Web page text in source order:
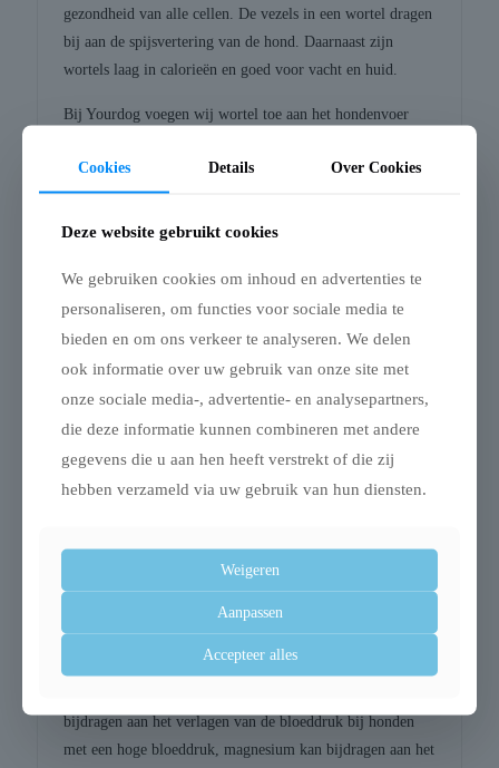
gezondheid van alle cellen. De vezels in een wortel dragen
bij aan de spijsvertering van de hond. Daarnaast zijn
wortels laag in calorieën en goed voor vacht en huid.
Bij Yourdog voegen wij wortel toe aan het hondenvoer
voorkomen van rasspecifieke klachten in relatie tot de
vacht en huid van de hond. Maar ook ter bevordering van
goed zicht en een gezonde spijsvertering.
Banaan
De bananenplant groeit in tropische gebieden waar de
temperatuur niet onder de 10 graden Celsius komt. Er zijn
zelfs aanwijzingen dat de banaan ongeveer 7.000 jaar
geleden in Nieuw-Guinea zou zijn gecultiveerd. De
benaming is afgeleid van het woord Œbanaana uit de taal
van de Wolof bevolking.
Bananen zijn rijk aan vitamines en mineralen. Waaronder
kalium, magnesium, ijzer en zink. Het natuurlijke
antioxidant, vitamine C, kan de weerstand versterken.
Vitamine B11, oftewel foliumzuur, kan het
immuunsysteem ondersteunen en kan bijdragen aan een
goed werkend zenuwstelsel. Tevens kan het de kans op
bijdragen aan het verlagen van de bloeddruk bij honden
met een hoge bloeddruk, magnesium kan bijdragen aan het
Cookies Details Over Cookies
Deze website gebruikt cookies
We gebruiken cookies om inhoud en advertenties te
personaliseren, om functies voor sociale media te
bieden en om ons verkeer te analyseren. We delen
ook informatie over uw gebruik van onze site met
onze sociale media-, advertentie- en analysepartners,
die deze informatie kunnen combineren met andere
gegevens die u aan hen heeft verstrekt of die zij
hebben verzameld via uw gebruik van hun diensten.
Weigeren
Aanpassen
Accepteer alles